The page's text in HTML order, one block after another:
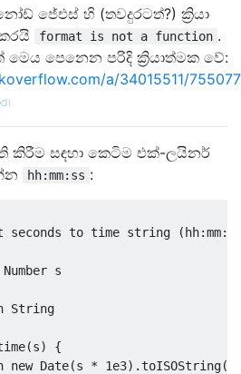
ජේඑස් හි (තවදුරටත්?) ක්‍රියා
format is not a function .
මෙය පෙනෙන පරිදි ක්‍රියාත්මක වේ:
a/34015511/
කිරීම සඳහා කෙටිම එක්-ලයිනර්
hh:mm:ss :
seconds to time string
s
String
(s)
{
new Date(s * 1e3).toISOString